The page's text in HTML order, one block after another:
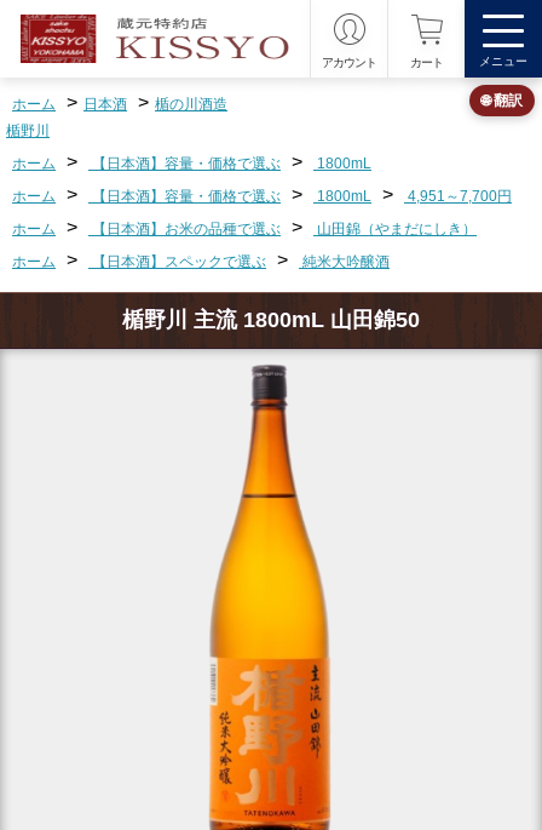
アカウント カート メニュー
ホーム > 日本酒 > 楯の川酒造
楯野川
ホーム
> 【日本酒】容量・価格で選ぶ >
1800mL
ホーム
> 【日本酒】容量・価格で選ぶ > 1800mL >
4,951～7,700円
ホーム
> 【日本酒】お米の品種で選ぶ >
山田錦（やまだにしき）
ホーム
> 【日本酒】スペックで選ぶ > 純米大吟醸酒
楯野川 主流 1800mL 山田錦50
🌐 翻訳